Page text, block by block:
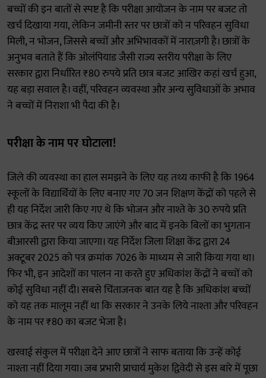
बच्चों की इन बातों से स्पष्ट है कि परीक्षा आयोजन के नाम पर बजट तो
खर्च दिखाया गया, लेकिन जमीनी स्तर पर छात्रों को न परिवहन सुविधा
मिली, न भोजन, जिससे बच्चों और अभिभावकों में नाराज़गी है। छात्रों के
अनुभव बताते हैं कि ओलंपियाड जैसी राज्य स्तरीय परीक्षा के लिए
सरकार द्वारा निर्धारित ₹80 रुपये प्रति छात्र बजट आखिर कहां खर्च हुआ,
यह बड़ा सवाल है। वहीं, परिवहन व्यवस्था और अन्य सुविधाओं के अभाव
ने बच्चों में निराशा भी पैदा की है।
परीक्षा के नाम पर घोटाला!
जिले की व्यवस्था का हाल समझने के लिए यह तथ्य काफी है कि 1964
स्कूलों के विद्यार्थियों के लिए बनाए गए 70 जन शिक्षण केंद्रों को पहले से
ही यह निर्देश जारी किए गए थे कि भोजन और नाश्ते के 30 रुपये प्रति
छात्र केंद्र स्तर पर व्यय किए जाएंगे और बाद में इनके बिलों का भुगतान
बीआरसी द्वारा किया जाएगा। यह निर्देश जिला शिक्षा केंद्र द्वारा 24
अक्टूबर 2025 को पत्र क्रमांक 7026 के माध्यम से जारी किया गया था।
फिर भी, इन आदेशों का पालन ना करते हुए अधिकांश केंद्रों ने बच्चों को
कोई सुविधा नहीं दी। सबसे चिंताजनक बात यह है कि अधिकांश बच्चों
को यह तक मालूम नहीं था कि सरकार ने उनके लिये नाश्ता और परिवहन
के नाम पर ₹80 का बजट भेजा है।
खरवाई संकुल में परीक्षा देने आए छात्रों ने साफ बताया कि उन्हें कोई
नाश्ता नहीं दिया गया। जब प्रभारी प्राचार्य मुकेश द्विवेदी से इस बारे में पूछा